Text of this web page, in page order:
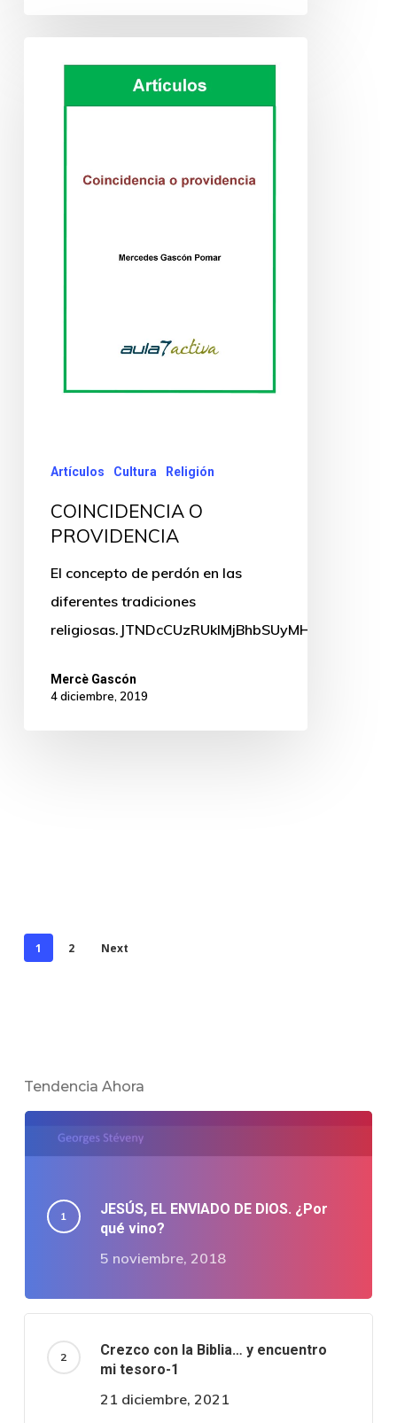
Artículos Cultura Religión
COINCIDENCIA O
PROVIDENCIA
El concepto de perdón en las
diferentes tradiciones
Mercè Gascón
4 diciembre, 2019
1 2 Next
Tendencia Ahora
JESÚS, EL ENVIADO DE DIOS. ¿Por
qué vino?
5 noviembre, 2018
Crezco con la Biblia… y encuentro
mi tesoro-1
21 diciembre, 2021